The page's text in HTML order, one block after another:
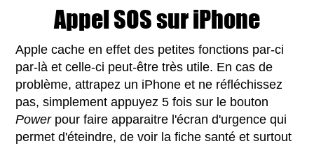
Appel SOS sur iPhone
Apple cache en effet des petites fonctions par-ci
par-là et celle-ci peut-être très utile. En cas de
problème, attrapez un iPhone et ne réfléchissez
pas, simplement appuyez 5 fois sur le bouton
Powerpour faire apparaitre l'écran d'urgence qui
permet d'éteindre, de voir la fiche santé et surtout